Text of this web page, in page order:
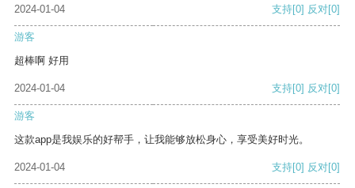
2024-01-04
支持[0] 反对[0]
游客
超棒啊 好用
2024-01-04 支持[0] 反对[0]
游客
这款app是我娱乐的好帮手，让我能够放松身心，享受美好时光。
2024-01-04 支持[0] 反对[0]